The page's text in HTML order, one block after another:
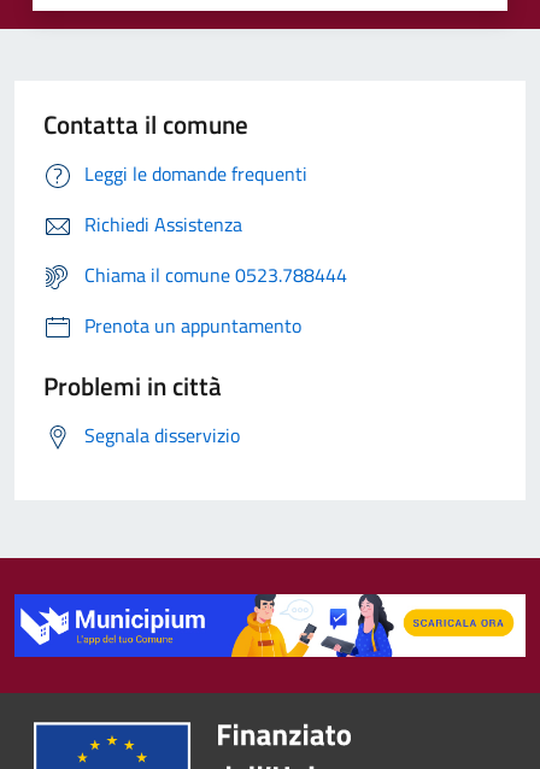
Contatta il comune
Leggi le domande frequenti
Richiedi Assistenza
Chiama il comune 0523.788444
Prenota un appuntamento
Problemi in città
Segnala disservizio